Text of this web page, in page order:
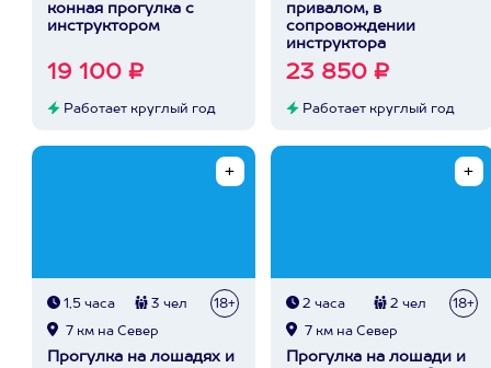
конная прогулка с
инструктором
19 100 ₽
Работает круглый год
привалом, в
сопровождении
инструктора
23 850 ₽
Работает круглый год
1,5 часа 3 чел 18+
7 км на Север
Прогулка на лошадях и
2 часа 2 чел 18+
7 км на Север
Прогулка на лошади и